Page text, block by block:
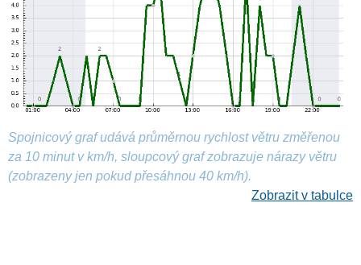
Spojnicový graf udává průměrnou rychlost větru změřenou
za 10 minut v km/h, sloupcový graf zobrazuje nárazy větru
(zobrazeny jen pokud přesáhnou 40 km/h).
Zobrazit v tabulce